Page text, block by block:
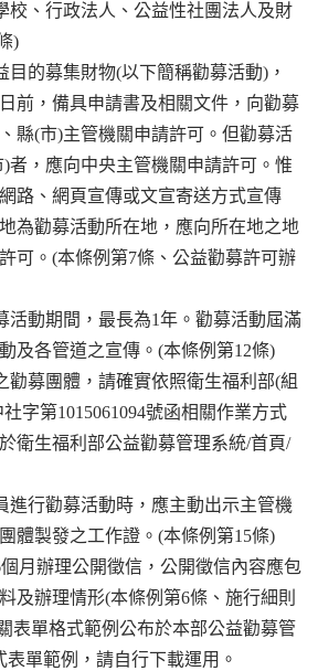
校、行政法人、公益性社團法人及財
)
目的募集財物(以下簡稱勸募活動)，
前，備具申請書及相關文件，向勸募
縣(市)主管機關申請許可。但勸募活
者，應向中央主管機關申請許可。惟
路、網頁宣傳或文宣寄送方式宣傳
為勸募活動所在地，應向所在地之地
可。(本條例第7條、公益勸募許可辦
活動期間，最長為1年。勸募活動屆滿
及各管道之宣傳。(本條例第12條)
勸募團體，請確實依照衛生福利部(組
字第1015061094號函相關作業方式
衛生福利部公益勸募管理系統/首頁/
進行勸募活動時，應主動出示主管機
體製發之工作證。(本條例第15條)
月辦理公開徵信，公開徵信內容應包
及辦理情形(本條例第6條、施行細則
表單格式範例公布於本部公益勸募管
單範例，請自行下載運用。